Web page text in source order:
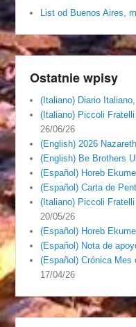
List od Buenos Aires,
Ostatnie wpisy
(Italiano) Diario
(Italiano) Piccoli
26/06/26
(English) 2026
(English) Be Brothers
(Español) Horeb
(Español) Carta de
(Italiano) Piccoli
20/05/26
(Español) Horeb
(Español) Nota de
(Español) Crónica Mes
17/04/26